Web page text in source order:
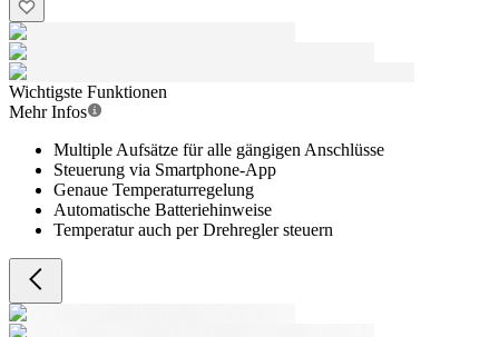
Wichtigste Funktionen
Mehr Infos
Multiple Aufsätze für alle gängigen Anschlüsse
Steuerung via Smartphone-App
Genaue Temperaturregelung
Automatische Batteriehinweise
Temperatur auch per Drehregler steuern